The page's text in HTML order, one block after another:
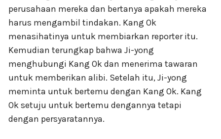
perusahaan mereka dan bertanya apakah mereka
harus mengambil tindakan. Kang Ok
menasihatinya untuk membiarkan reporter itu.
Kemudian terungkap bahwa Ji-yong
menghubungi Kang Ok dan menerima tawaran
untuk memberikan alibi. Setelah itu, Ji-yong
meminta untuk bertemu dengan Kang Ok. Kang
Ok setuju untuk bertemu dengannya tetapi
dengan persyaratannya.